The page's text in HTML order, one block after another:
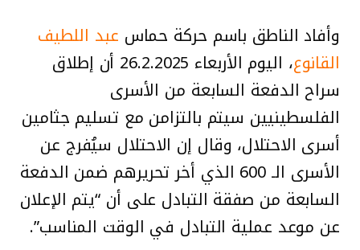
وأفاد الناطق باسم حركة حماس عبد اللطيف
القانوع
، اليوم الأربعاء 26.2.2025 أن إطلاق
سراح الدفعة السابعة من الأسرى
الفلسطينيين سيتم بالتزامن مع تسليم جثامين
أسرى الاحتلال، وقال إن الاحتلال سيُفرج عن
الأسرى الـ 600 الذي أخر تحريرهم ضمن الدفعة
السابعة من صفقة التبادل على أن “يتم الإعلان
عن موعد عملية التبادل في الوقت المناسب”.